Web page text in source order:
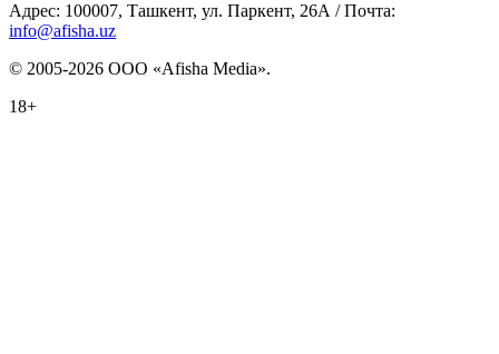
Адрес: 100007, Ташкент, ул. Паркент, 26А / Почта:
info@afisha.uz
© 2005-2026 ООО «Afisha Media».
18+